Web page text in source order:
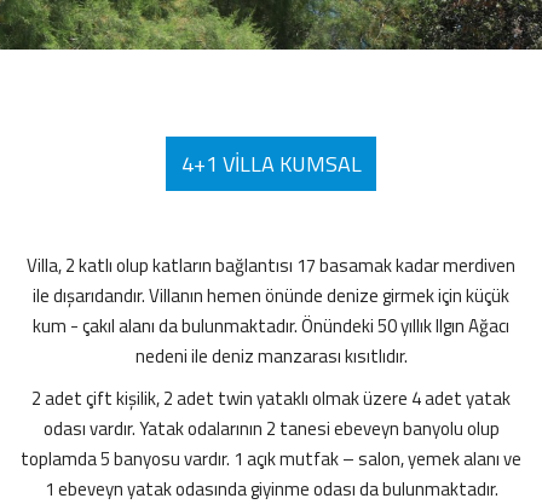
4+1 VILLA KUMSAL
Villa, 2 katlı olup katların bağlantısı 17 basamak kadar merdiven
ile dışarıdandır. Villanın hemen önünde denize girmek için küçük
kum - çakıl alanı da bulunmaktadır. Önündeki 50 yıllık Ilgın Ağacı
nedeni ile deniz manzarası kısıtlıdır.
2 adet çift kişilik, 2 adet twin yataklı olmak üzere 4 adet yatak
odası vardır. Yatak odalarının 2 tanesi ebeveyn banyolu olup
toplamda 5 banyosu vardır. 1 açık mutfak – salon, yemek alanı ve
1 ebeveyn yatak odasında giyinme odası da bulunmaktadır.